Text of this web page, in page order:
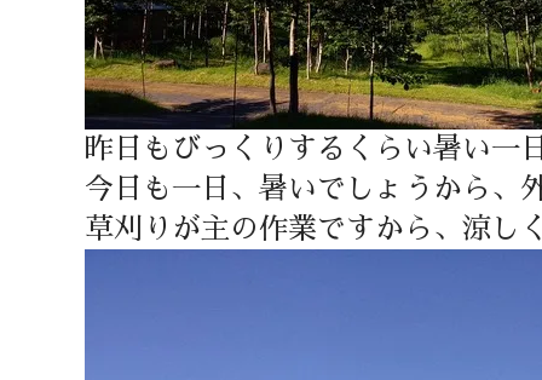
昨日もびっくりするくらい暑い一
今日も一日、暑いでしょうから、
草刈りが主の作業ですから、涼し